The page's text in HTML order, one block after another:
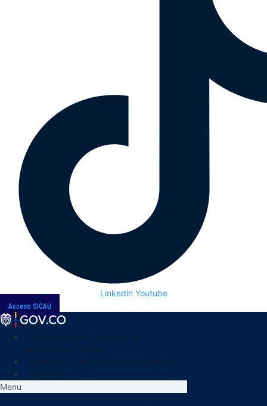
Linkedin Youtube
Acceso SICAU
Menu